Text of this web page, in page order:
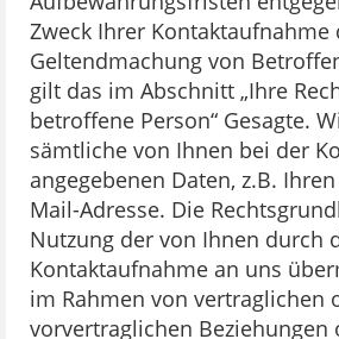
Zweck Ihrer Kontaktaufnahme
Geltendmachung von
gilt das im Abschnitt „Ihre
betroffene Person“ Gesagte.
sämtliche von Ihnen bei der
angegebenen Daten, z.B.
Mail-Adresse. Die
Nutzung der von Ihnen durch
Kontaktaufnahme an uns
im Rahmen von vertraglichen
vorvertraglichen Beziehungen